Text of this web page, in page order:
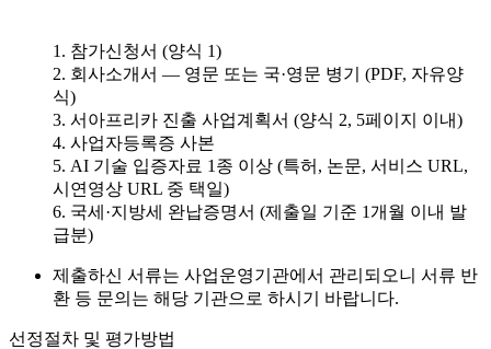
1. 참가신청서 (양식 1)
2. 회사소개서 — 영문 또는 국·영문 병기 (PDF, 자유양
식)
3. 서아프리카 진출 사업계획서 (양식 2, 5페이지 이내)
4. 사업자등록증 사본
5. AI 기술 입증자료 1종 이상 (특허, 논문, 서비스 URL,
시연영상 URL 중 택일)
6. 국세·지방세 완납증명서 (제출일 기준 1개월 이내 발
급분)
제출하신 서류는 사업운영기관에서 관리되오니 서류 반
환 등 문의는 해당 기관으로 하시기 바랍니다.
선정절차 및 평가방법